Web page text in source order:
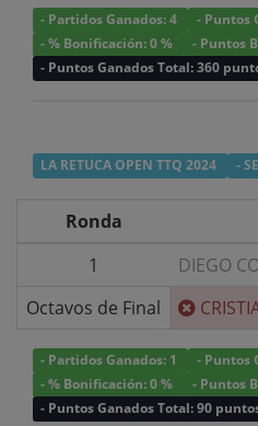
- Partidos Ganados: 4
- Puntos
- % Bonificación: 0 %
- Puntos
- Puntos Ganados Total: 360
LA RETUCA OPEN TTQ 2024 -
Ronda
1
DIEGO
Octavos de Final
- Partidos Ganados: 1
- Puntos
- % Bonificación: 0 %
- Puntos
- Puntos Ganados Total: 90